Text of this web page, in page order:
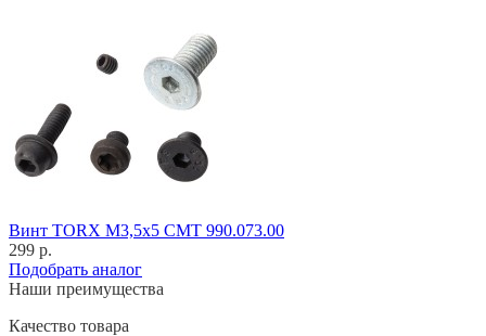
Винт TORX M3,5x5 CMT 990.073.00
299 р.
Подобрать аналог
Наши преимущества
Качество товара